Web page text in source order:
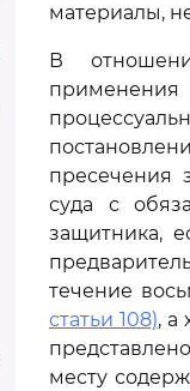
материалы,
В
пресечения
суда с
защитника,
течение
статьи 108), а
месту